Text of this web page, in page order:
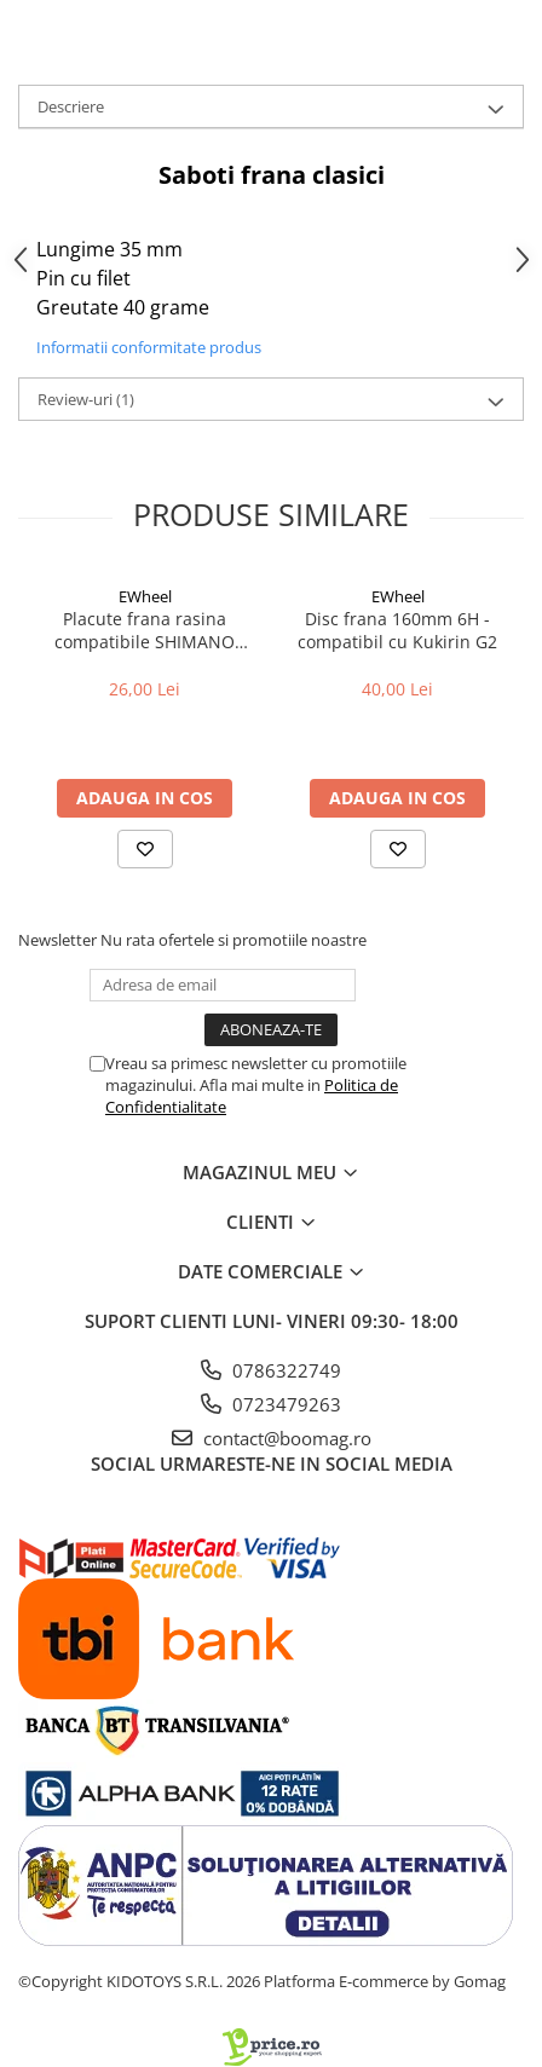
Piese biciclete
Anvelopa bicicleta
Urechi cadru bicicleta
Mansoane si ghidolina
Ghidoane bicicleta
Pipe ghidon
Pedale bicicleta
Cabluri si camasi
Placute frana bicicleta
Discuri frana bicicleta
Adaptoare frana bicicleta
Accesorii frane bicicleta
Roti bicicleta
Roti
Jante bicicleta
Tija sa bicicleta
Butuci pedalieri
Schimbator de viteze bicicleta
Schimbatoare spate
Manete schimbator si frana
Manete schimbator bicicleta
Manete mixte frana - schimbator
Rulmenti si coronite
Echipament ciclism
Ochelari
Casca bicicleta
Protectii
Sosete
Rucsaci si borsete ciclism
Manusi bicicleta
Pantofi ciclism
Imbracaminte ciclism dama
Imbracaminte ciclism copii
Descriere
Saboti frana clasici
Lungime 35 mm
Pin cu filet
Greutate 40 grame
Informatii conformitate produs
Review-uri(1)
PRODUSE SIMILARE
EWheel
Placute frana rasina
compatibile SHIMANO
G2/G4 2025)
26,00 Lei
ADAUGA IN COS
EWheel
Disc frana 160mm 6H -
compatibil cu Kukirin G2
40,00 Lei
ADAUGA IN COS
Newsletter Nu rata ofertele si promotiile noastre
Vreau sa primesc newsletter cu promotiile
magazinului. Afla mai multe in Politica de
Confidentialitate
MAGAZINUL MEU
CLIENTI
DATE COMERCIALE
SUPORT CLIENTI LUNI- VINERI 09:30- 18:00
0786322749
0723479263
contact@boomag.ro
SOCIAL URMARESTE-NE IN SOCIAL MEDIA
©Copyright KIDOTOYS S.R.L. 2026 Platforma E-commerce by Gomag